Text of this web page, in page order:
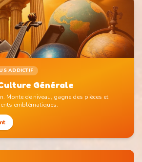
ADDICTIF
Générale
Monte de niveau, gagne des pièces et
emblématiques.